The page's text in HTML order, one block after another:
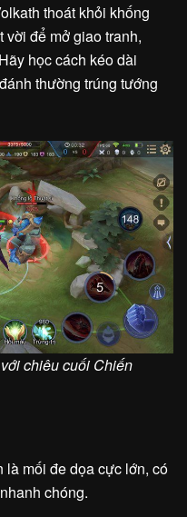
thoát khỏi khống
vời để mở giao tranh,
học cách kéo dài
thường trúng tướng
chiêu cuối Chiến
là mối đe dọa cực lớn, có
chóng.